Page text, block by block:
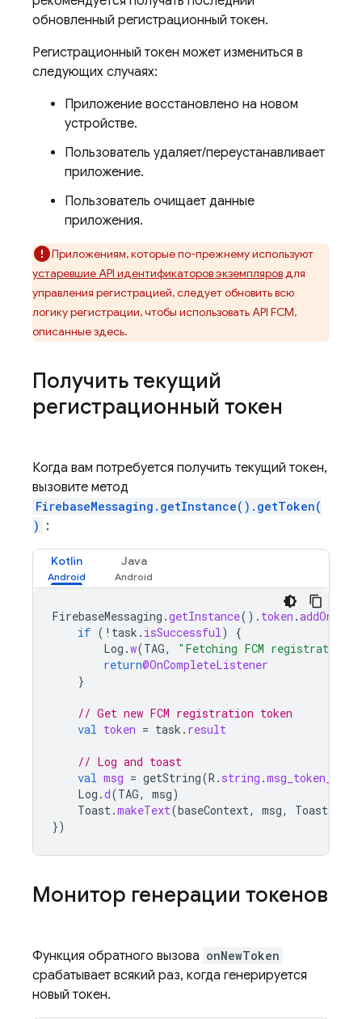
обновленный регистрационный токен.
Регистрационный токен может измениться в
следующих случаях:
Приложение восстановлено на новом
устройстве.
Пользователь удаляет/переустанавливает
приложение.
Пользователь очищает данные
приложения.
Приложениям, которые по-прежнему используют
устаревшие API идентификаторов экземпляровдля
управления регистрацией, следует обновить всю
логику регистрации, чтобы использовать API FCM,
описанные здесь.
Получить текущий
регистрационный токен
Когда вам потребуется получить текущий токен,
вызовите метод
FirebaseMessaging.getInstance().getToken(
) :
Kotlin Java
FirebaseMessaging .getInstance(). token .
if ( ! task . isSuccessful)
{
Log .w(TAG,
"Fetching FCM registration
return@OnCompleteListener
}
// Get new FCM registration token
val token = task . result
// Log and toast
val msg = getString(R . string .msg_token_fmt
Log .d(TAG, msg)
Toast.makeText(baseContext, msg, Toast
})
Монитор генерации токенов
Функция обратного вызова onNewToken
срабатывает всякий раз, когда генерируется
новый токен.